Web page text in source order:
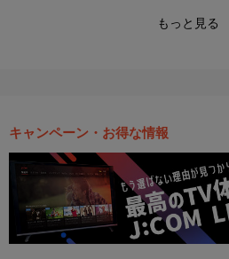
もっと見る
キャンペーン・お得な情報